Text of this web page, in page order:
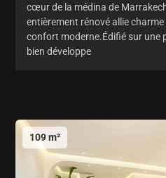
cœur de la médina de
entièrement rénové allie
confort moderne.Édifié sur une
bien développe
109 m²